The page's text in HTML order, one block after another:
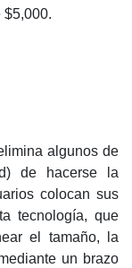
$5,000.
algunos de
de hacerse la
colocan sus
tecnología, que
el tamaño, la
un brazo